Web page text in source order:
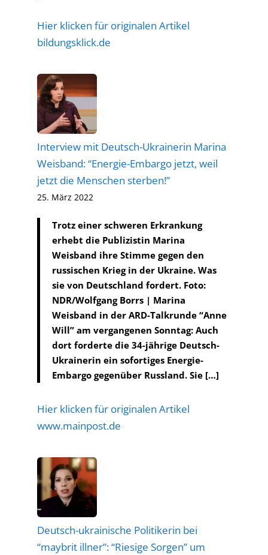
Hier klicken für originalen Artikel
bildungsklick.de
Interview mit Deutsch-Ukrainerin Marina
Weisband: “Energie-Embargo jetzt, weil
jetzt die Menschen sterben!”
25. März 2022
Trotz einer schweren Erkrankung
erhebt die Publizistin Marina
Weisband ihre Stimme gegen den
russischen Krieg in der Ukraine. Was
sie von Deutschland fordert. Foto:
NDR/Wolfgang Borrs | Marina
Weisband in der ARD-Talkrunde “Anne
Will” am vergangenen Sonntag: Auch
dort forderte die 34-jährige Deutsch-
Ukrainerin ein sofortiges Energie-
Embargo gegenüber Russland. Sie […]
Hier klicken für originalen Artikel
www.mainpost.de
Deutsch-ukrainische Politikerin bei
“maybrit illner”: “Riesige Sorgen” um